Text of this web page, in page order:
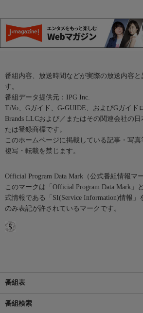
番組内容、放送時間などが実際の放送内容と
す。
番組データ提供元：IPG Inc.
TiVo、Gガイド、G-GUIDE、およびGガイド
Brands LLCおよび／またはその関連会社の
たは登録商標です。
このホームページに掲載している記事・写
複写・転載を禁じます。
Official Program Data Mark（公式番組情報マー
このマークは「Official Program Data Mark」
式情報である「SI(Service Information)情報」
のみ表記が許されているマークです。
番組表
番組検索